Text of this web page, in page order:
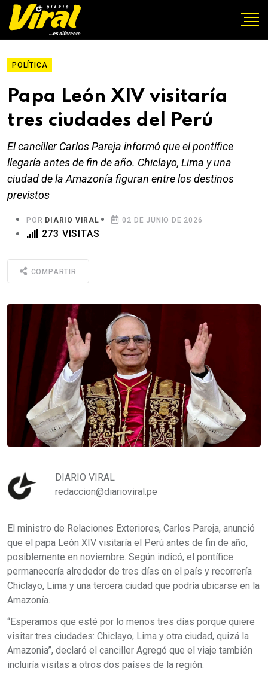
POLÍTICA
Papa León XIV visitaría
tres ciudades del Perú
El canciller Carlos Pareja informó que el pontífice
llegaría antes de fin de año. Chiclayo, Lima y una
ciudad de la Amazonía figuran entre los destinos
previstos
POR DIARIO VIRAL 02 DE JUNIO DE 2026
273 VISITAS
COMPARTIR
DIARIO VIRAL
redaccion@diarioviral.pe
El ministro de Relaciones Exteriores, Carlos Pareja, anunció
que el papa León XIV visitaría el Perú antes de fin de año,
posiblemente en noviembre. Según indicó, el pontífice
permanecería alrededor de tres días en el país y recorrería
Chiclayo, Lima y una tercera ciudad que podría ubicarse en la
Amazonía.
“Esperamos que esté por lo menos tres días porque quiere
visitar tres ciudades: Chiclayo, Lima y otra ciudad, quizá la
Amazonia”, declaró el canciller Agregó que el viaje también
incluiría visitas a otros dos países de la región.